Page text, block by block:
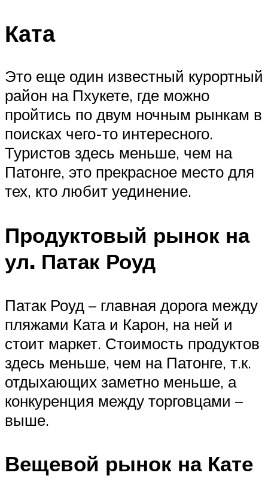
Ката
Это еще один известный курортный
район на Пхукете, где можно
пройтись по двум ночным рынкам в
поисках чего-то интересного.
Туристов здесь меньше, чем на
Патонге, это прекрасное место для
тех, кто любит уединение.
Продуктовый рынок на
ул. Патак Роуд
Патак Роуд – главная дорога между
пляжами Ката и Карон, на ней и
стоит маркет. Стоимость продуктов
здесь меньше, чем на Патонге, т.к.
отдыхающих заметно меньше, а
конкуренция между торговцами –
выше.
Вещевой рынок на Кате